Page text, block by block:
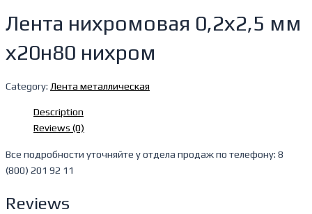
Лента нихромовая 0,2х2,5 мм
х20н80 нихром
Category: Лента металлическая
Description
Reviews (0)
Все подробности уточняйте у отдела продаж по телефону: 8
(800) 201 92 11
Reviews